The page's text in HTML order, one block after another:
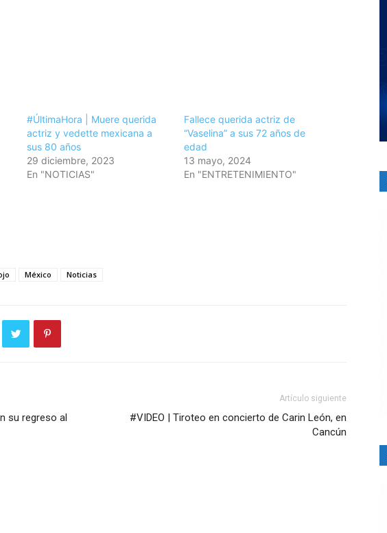
#ÚltimaHora | Muere querida
actriz y vedette mexicana a
sus 80 años
29 diciembre, 2023
En "NOTICIAS"
Fallece querida actriz de
“Vaselina” a sus 72 años de
edad
13 mayo, 2024
En "ENTRETENIMIENTO"
México Noticias
su regreso al
Artículo siguiente
#VIDEO | Tiroteo en concierto de Carin León, en
Cancún